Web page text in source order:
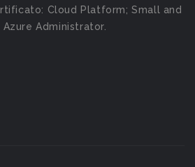
Cloud Platform; Small and
Administrator.